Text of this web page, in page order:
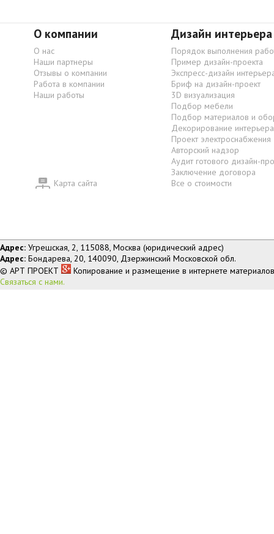
О компании
О нас
Наши партнеры
Отзывы о компании
Работа в компании
Наши работы
Карта сайта
Дизайн интерьера
Порядок выполнения
Пример дизайн-проекта
Экспресс-дизайн
Бриф на дизайн-проект
3D визуализация
Подбор мебели
Подбор материалов и
Декорирование интерьера
Проект электроснабжения
Авторский надзор
Аудит готового дизайн-
Заключение договора
Все о стоимости
Адрес: Угрешская, 2, 115088, Москва (юридический адрес)
Адрес: Бондарева, 20, 140090, Дзержинский Московской обл.
© АРТ ПРОЕКТ
Копирование и размещение в интернете
Связаться с нами.